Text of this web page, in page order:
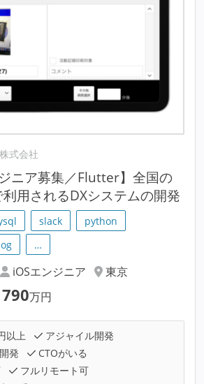
式会社
ジニア募集／Flutter】全国の
用されるDXシステムの開発
slack
python
…
iOSエンジニア
東京
790万円
以上
アジャイル開発
発
CTOがいる
フルリモート可